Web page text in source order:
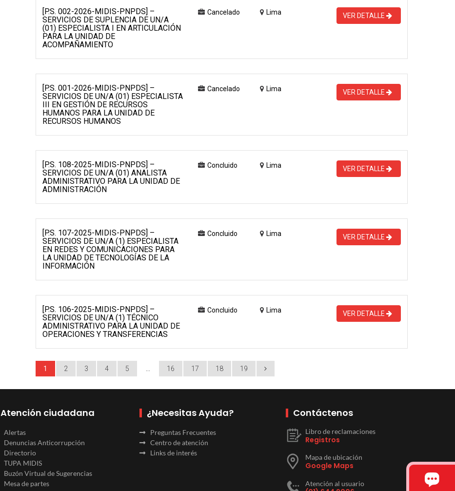
[P.S. 002-2026-MIDIS-PNPDS] –
SERVICIOS DE SUPLENCIA DE UN/A
(01) ESPECIALISTA I EN ARTICULACIÓN
PARA LA UNIDAD DE
ACOMPAÑAMIENTO
Cancelado Lima VER DETALLE
[P.S. 001-2026-MIDIS-PNPDS] –
SERVICIOS DE UN/A (01) ESPECIALISTA
III EN GESTIÓN DE RECURSOS
HUMANOS PARA LA UNIDAD DE
RECURSOS HUMANOS
Cancelado Lima VER DETALLE
[P.S. 108-2025-MIDIS-PNPDS] –
SERVICIOS DE UN/A (01) ANALISTA
ADMINISTRATIVO PARA LA UNIDAD DE
ADMINISTRACIÓN
Concluido Lima VER DETALLE
[P.S. 107-2025-MIDIS-PNPDS] –
SERVICIOS DE UN/A (1) ESPECIALISTA
EN REDES Y COMUNICACIONES PARA
LA UNIDAD DE TECNOLOGÍAS DE LA
INFORMACIÓN
Concluido Lima VER DETALLE
[P.S. 106-2025-MIDIS-PNPDS] –
SERVICIOS DE UN/A (1) TÉCNICO
ADMINISTRATIVO PARA LA UNIDAD DE
OPERACIONES Y TRANSFERENCIAS
Concluido Lima VER DETALLE
1 2 3 4 5 16 17 18 19
Atención ciudadana
Alertas
Denuncias Anticorrupción
Directorio
TUPA MIDIS
Buzón Virtual de Sugerencias
Mesa de partes
¿Necesitas Ayuda?
Preguntas Frecuentes
Centro de atención
Links de interés
Contáctenos
Libro de reclamaciones
Registros
Mapa de ubicación
Google Maps
Atención al usuario